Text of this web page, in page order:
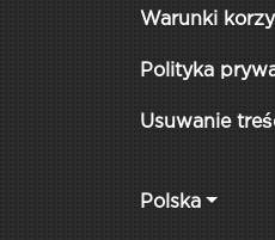
Warunki
Polityka
Usuwanie
Polska